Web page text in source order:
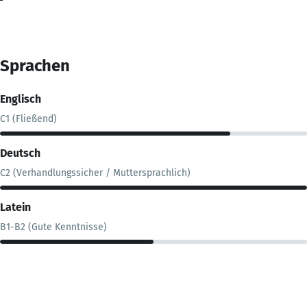
Sprachen
Englisch
C1 (Fließend)
Deutsch
C2 (Verhandlungssicher / Muttersprachlich)
Latein
B1-B2 (Gute Kenntnisse)